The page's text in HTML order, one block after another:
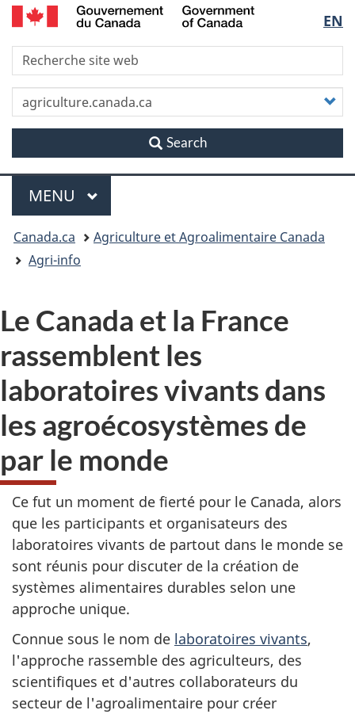
Skip
content
Skip
this
site"
Passer
version
HTML
simplifiée
la
EN
Government
of
Search
Menu
MENU PRINCIPAL
Vous
êtes
Canada.ca
Agriculture et Agroalimentaire Canada
Agri-info
Le Canada et la France
rassemblent les
laboratoires vivants dans
les agroécosystèmes de
par le monde
Ce fut un moment de fierté pour le Canada, alors
que les participants et organisateurs des
laboratoires vivants de partout dans le monde se
sont réunis pour discuter de la création de
systèmes alimentaires durables selon une
approche unique.
Connue sous le nom de laboratoires vivants,
l'approche rassemble des agriculteurs, des
scientifiques et d'autres collaborateurs du
secteur de l'agroalimentaire pour créer